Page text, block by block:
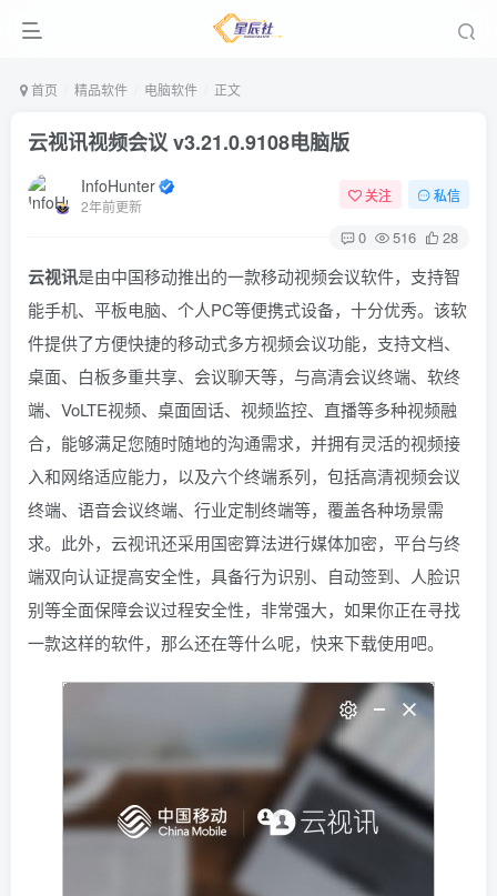
首页 精品软件 电脑软件 正文
云视讯视频会议 v3.21.0.9108电脑版
InfoHunter
2年前更新
关注 私信
0 516 28
云视讯是由中国移动推出的一款移动视频会议软件，支持智
能手机、平板电脑、个人PC等便携式设备，十分优秀。该软
件提供了方便快捷的移动式多方视频会议功能，支持文档、
桌面、白板多重共享、会议聊天等，与高清会议终端、软终
端、VoLTE视频、桌面固话、视频监控、直播等多种视频融
合，能够满足您随时随地的沟通需求，并拥有灵活的视频接
入和网络适应能力，以及六个终端系列，包括高清视频会议
终端、语音会议终端、行业定制终端等，覆盖各种场景需
求。此外，云视讯还采用国密算法进行媒体加密，平台与终
端双向认证提高安全性，具备行为识别、自动签到、人脸识
别等全面保障会议过程安全性，非常强大，如果你正在寻找
一款这样的软件，那么还在等什么呢，快来下载使用吧。